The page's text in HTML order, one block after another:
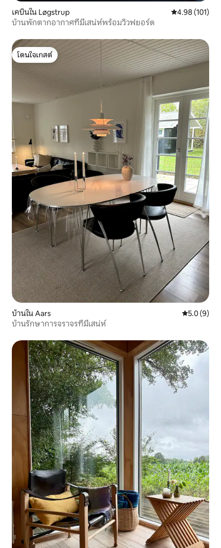
เคบินใน Løgstrup คะแนนเฉลี่ย
4.98 (101)
บ้านพักตากอากาศที่มีเสน่ห์พร้อมวิวฟยอร์ด
โดนใจเกสต์
โดนใจเกสต์
บ้านใน Aars คะแนนเฉลี่
5.0 (9)
บ้านรักษาการจราจรที่มีเสน่ห์